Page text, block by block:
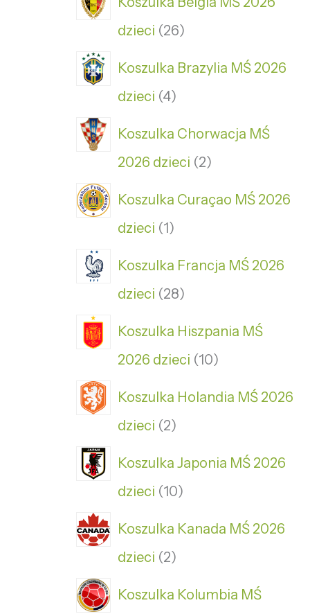
dzieci 26
Koszulka Brazylia MŚ 2026
dzieci 4
Koszulka Chorwacja MŚ
2026 dzieci 2
Koszulka Curaçao MŚ 2026
dzieci 1
Koszulka Francja MŚ 2026
dzieci 28
Koszulka Hiszpania MŚ
2026 dzieci 10
Koszulka Holandia MŚ 2026
dzieci 2
Koszulka Japonia MŚ 2026
dzieci 10
Koszulka Kanada MŚ 2026
dzieci 2
Koszulka Kolumbia MŚ